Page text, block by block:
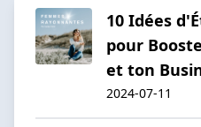
10 Idées
pour
et ton
2024-07-11